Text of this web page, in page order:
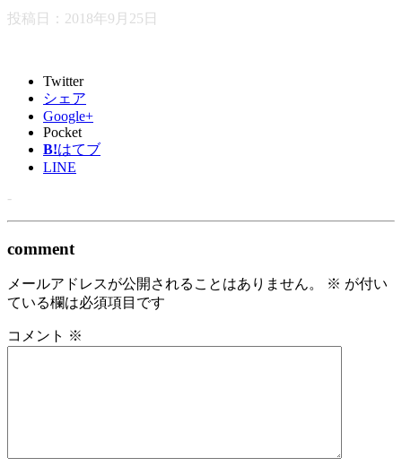
投稿日： 2018年9月25日
Twitter
シェア
Google+
Pocket
B!はてブ
LINE
-
comment
メールアドレスが公開されることはありません。 ※ が付い
ている欄は必須項目です
コメント ※